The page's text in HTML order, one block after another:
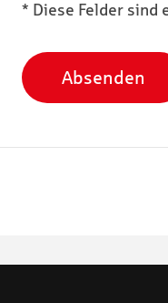
* Diese Felder sind
Absenden